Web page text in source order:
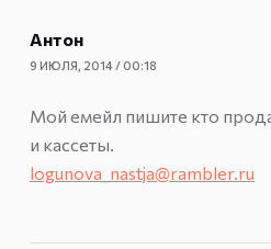
Антон
9 ИЮЛЯ, 2014 / 00:18
Мой емейл пишите кто
и кассеты.
logunova_nastja@rambler.ru